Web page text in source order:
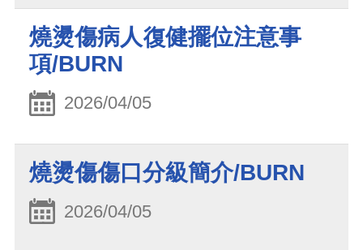
燒燙傷病人復健擺位注意事
項/BURN
2026/04/05
燒燙傷傷口分級簡介/BURN
2026/04/05